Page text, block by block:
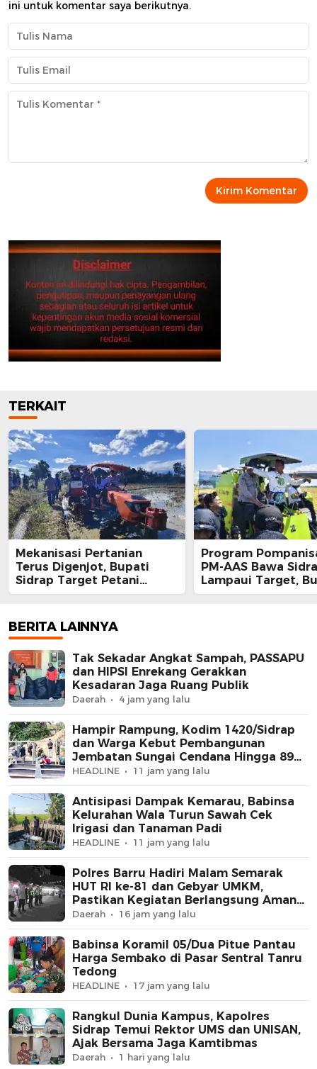
ini untuk komentar saya berikutnya.
TERKAIT
Mekanisasi Pertanian
Terus Digenjot, Bupati
Sidrap Target Petani
Panen Tiga Kali Setahun
Hektare Sawah Langsung
Diolah dengan Rotavator
dan Traktor
Program
PM-AAS Bawa
Lampaui Target,
Siapkan Hadiah
BERITA LAINNYA
Tak Sekadar Angkat Sampah, PASSAPU
dan HIPSI Enrekang Gerakkan
Kesadaran Jaga Ruang Publik
Daerah 4 jam yang lalu
Hampir Rampung, Kodim 1420/Sidrap
dan Warga Kebut Pembangunan
Jembatan Sungai Cendana Hingga 89
Persen
HEADLINE 11 jam yang lalu
Antisipasi Dampak Kemarau, Babinsa
Kelurahan Wala Turun Sawah Cek
Irigasi dan Tanaman Padi
HEADLINE 11 jam yang lalu
Polres Barru Hadiri Malam Semarak
HUT RI ke-81 dan Gebyar UMKM,
Pastikan Kegiatan Berlangsung Aman
dan Kondusif
Daerah 16 jam yang lalu
Babinsa Koramil 05/Dua Pitue Pantau
Harga Sembako di Pasar Sentral Tanru
Tedong
HEADLINE 17 jam yang lalu
Rangkul Dunia Kampus, Kapolres
Sidrap Temui Rektor UMS dan UNISAN,
Ajak Bersama Jaga Kamtibmas
Daerah 1 hari yang lalu